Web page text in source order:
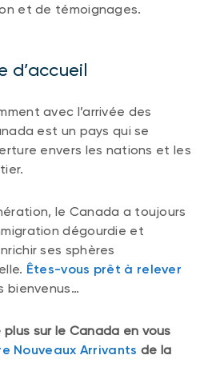
et de témoignages.
d’accueil
avec l’arrivée des
est un pays qui se
envers les nations et les
le Canada a toujours
dégourdie et
ses sphères
Êtes-vous prêt à relever
bienvenus…
sur le Canada en vous
Nouveaux Arrivants de la